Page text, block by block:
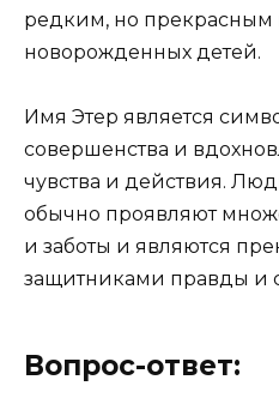
редким, но
новорожденных детей.
Имя Этер является
совершенства и
чувства и действия.
обычно проявляют
и заботы и являются
защитниками правды и
Вопрос-ответ: